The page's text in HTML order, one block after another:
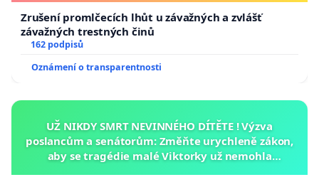
Zrušení promlčecích lhůt u závažných a zvlášť
závažných trestných činů
162 podpisů
Oznámení o transparentnosti
UŽ NIKDY SMRT NEVINNÉHO DÍTĚTE ! Výzva
poslancům a senátorům: Změňte urychleně zákon,
aby se tragédie malé Viktorky už nemohla